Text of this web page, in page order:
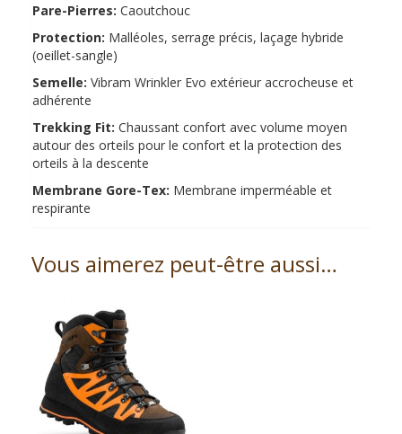
Pare-Pierres: Caoutchouc
Protection: Malléoles, serrage précis, laçage hybride
(oeillet-sangle)
Semelle: Vibram Wrinkler Evo extérieur accrocheuse et
adhérente
Trekking Fit: Chaussant confort avec volume moyen
autour des orteils pour le confort et la protection des
orteils à la descente
Membrane Gore-Tex: Membrane imperméable et
respirante
Vous aimerez peut-être aussi…